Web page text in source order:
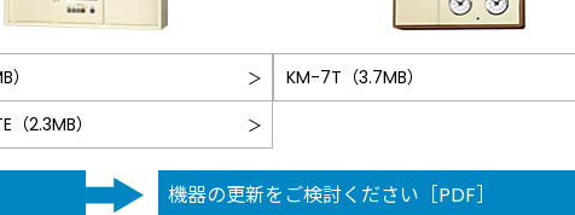
2.3MB）
KM-7T（3.7MB）
機器の更新をご検討ください［PDF］